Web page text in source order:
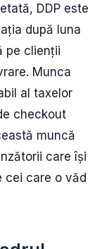
DDP este
după luna
pe clienții
Munca
al taxelor
checkout
muncă
care își
cei care o văd